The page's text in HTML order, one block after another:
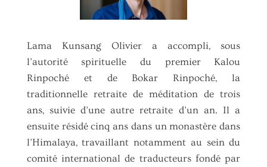
Lama Kunsang Olivier a accompli, sous
l’autorité spirituelle du premier Kalou
Rinpoché et de Bokar Rinpoché, la
traditionnelle retraite de méditation de trois
ans, suivie d’une autre retraite d’un an. Il a
ensuite résidé cinq ans dans un monastère dans
l’Himalaya, travaillant notamment au sein du
comité international de traducteurs fondé par